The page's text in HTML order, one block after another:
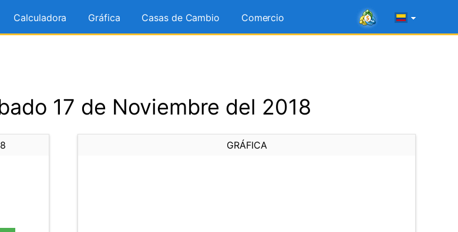
Calculadora Gráfica Casas de Cambio Comercio
17 de Noviembre del 2018
GRÁFICA